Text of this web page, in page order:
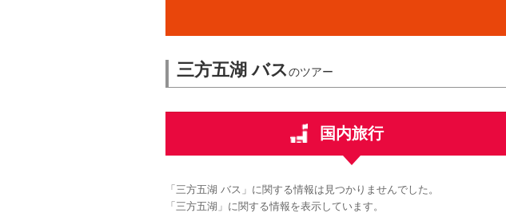
三方五湖 バスのツアー
国内旅行
「三方五湖 バス」に関する情報は見つかりませんでした。
「三方五湖」に関する情報を表示しています。